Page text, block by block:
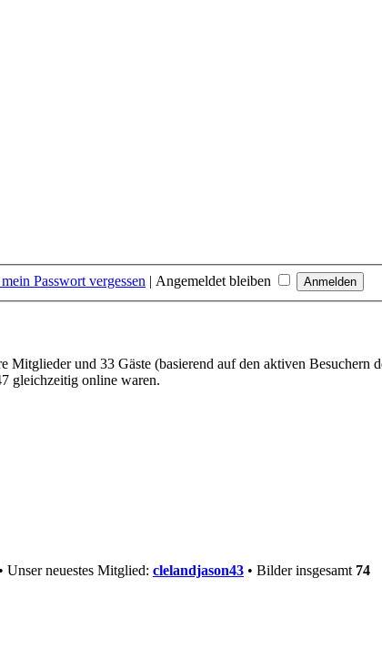
Passwort vergessen | Angemeldet bleiben
Mitglieder und 33 Gäste (basierend auf den aktiven Besuchern
gleichzeitig online waren.
• Unser neuestes Mitglied: clelandjason43 • Bilder insgesamt 74